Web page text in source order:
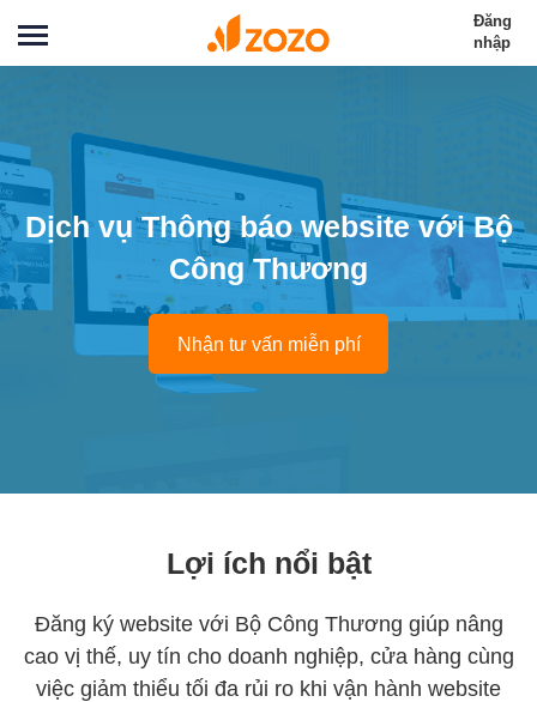
Đăng
nhập
Dịch vụ Thông báo website với Bộ
Công Thương
Nhận tư vấn miễn phí
Lợi ích nổi bật
Đăng ký website với Bộ Công Thương giúp nâng
cao vị thế, uy tín cho doanh nghiệp, cửa hàng cùng
việc giảm thiểu tối đa rủi ro khi vận hành website